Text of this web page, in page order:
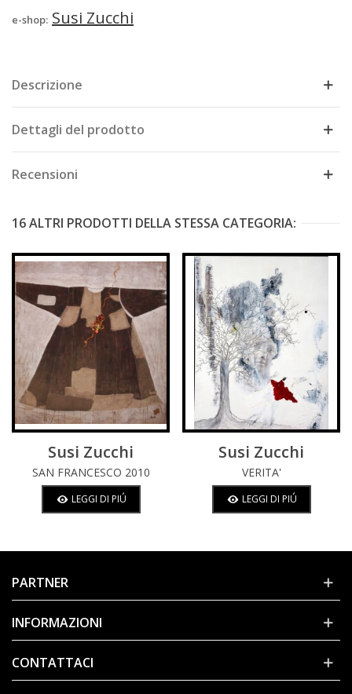
e-shop: Susi Zucchi
Descrizione
Dettagli del prodotto
Recensioni
16 ALTRI PRODOTTI DELLA STESSA CATEGORIA:
Susi Zucchi
SAN FRANCESCO 2010
LEGGI DI PIÚ
Susi Zucchi
VERITA'
LEGGI DI PIÚ
PARTNER
INFORMAZIONI
CONTATTACI